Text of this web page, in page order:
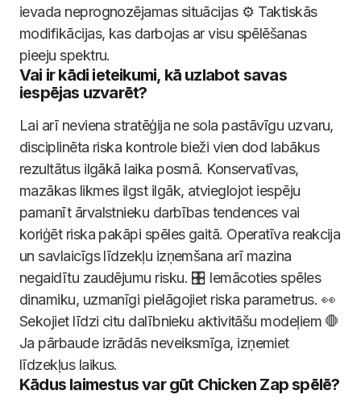
ievada neprognozējamas situācijas ⚙️ Taktiskās
modifikācijas, kas darbojas ar visu spēlēšanas
pieeju spektru.
Vai ir kādi ieteikumi, kā uzlabot savas
iespējas uzvarēt?
Lai arī neviena stratēģija ne sola pastāvīgu uzvaru,
disciplinēta riska kontrole bieži vien dod labākus
rezultātus ilgākā laika posmā. Konservatīvas,
mazākas likmes ilgst ilgāk, atvieglojot iespēju
pamanīt ārvalstnieku darbības tendences vai
koriģēt riska pakāpi spēles gaitā. Operatīva reakcija
un savlaicīgs līdzekļu izņemšana arī mazina
negaidītu zaudējumu risku. 🎛️ Iemācoties spēles
dinamiku, uzmanīgi pielāgojiet riska parametrus. 👀
Sekojiet līdzi citu dalībnieku aktivitāšu modeļiem 🛑
Ja pārbaude izrādās neveiksmīga, izņemiet
līdzekļus laikus.
Kādus laimestus var gūt Chicken Zap spēlē?